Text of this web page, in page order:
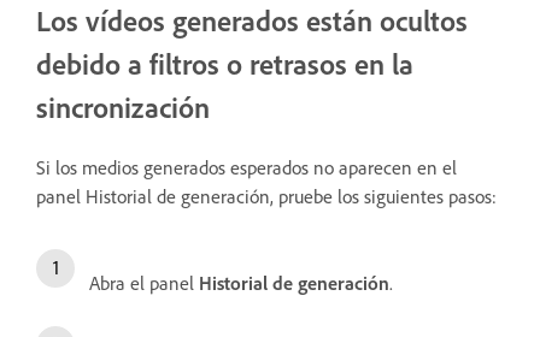
Los vídeos generados están ocultos
debido a filtros o retrasos en la
sincronización
Si los medios generados esperados no aparecen en el
panel Historial de generación, pruebe los siguientes pasos:
Abra el panel Historial de generación.